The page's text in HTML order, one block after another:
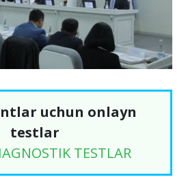
uchun onlayn
testlar
TESTLAR